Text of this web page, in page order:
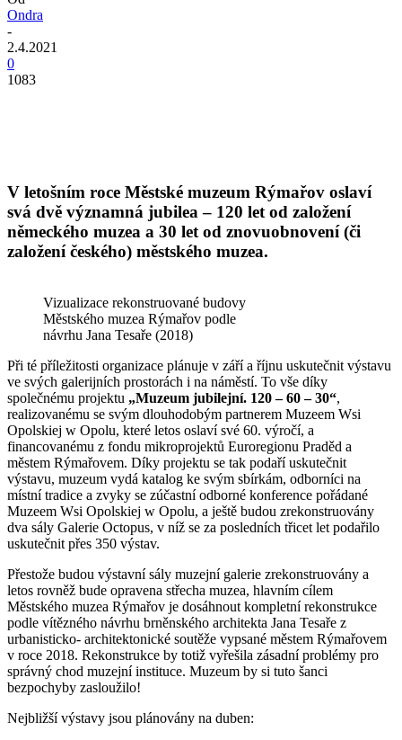
Ondra
-
2.4.2021
0
1083
V letošním roce Městské muzeum Rýmařov oslaví
svá dvě významná jubilea – 120 let od založení
německého muzea a 30 let od znovuobnovení (či
založení českého) městského muzea.
Vizualizace rekonstruované budovy
Městského muzea Rýmařov podle
návrhu Jana Tesaře (2018)
Při té příležitosti organizace plánuje v září a říjnu uskutečnit výstavu
ve svých galerijních prostorách i na náměstí. To vše díky
společnému projektu „Muzeum jubilejní. 120 – 60 – 30“,
realizovanému se svým dlouhodobým partnerem Muzeem Wsi
Opolskiej w Opolu, které letos oslaví své 60. výročí, a
financovanému z fondu mikroprojektů Euroregionu Praděd a
městem Rýmařovem. Díky projektu se tak podaří uskutečnit
výstavu, muzeum vydá katalog ke svým sbírkám, odborníci na
místní tradice a zvyky se zúčastní odborné konference pořádané
Muzeem Wsi Opolskiej w Opolu, a ještě budou zrekonstruovány
dva sály Galerie Octopus, v níž se za posledních třicet let podařilo
uskutečnit přes 350 výstav.
Přestože budou výstavní sály muzejní galerie zrekonstruovány a
letos rovněž bude opravena střecha muzea, hlavním cílem
Městského muzea Rýmařov je dosáhnout kompletní rekonstrukce
podle vítězného návrhu brněnského architekta Jana Tesaře z
urbanisticko- architektonické soutěže vypsané městem Rýmařovem
v roce 2018. Rekonstrukce by totiž vyřešila zásadní problémy pro
správný chod muzejní instituce. Muzeum by si tuto šanci
bezpochyby zasloužilo!
Nejbližší výstavy jsou plánovány na duben: